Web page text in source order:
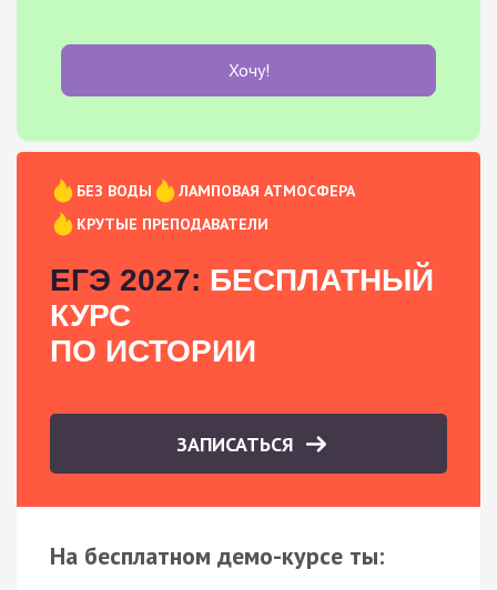
Хочу!
БЕЗ ВОДЫ
ЛАМПОВАЯ АТМОСФЕРА
КРУТЫЕ ПРЕПОДАВАТЕЛИ
ЕГЭ 2027: БЕСПЛАТНЫЙ
КУРС
ПО ИСТОРИИ
ЗАПИСАТЬСЯ
На бесплатном демо-курсе ты: